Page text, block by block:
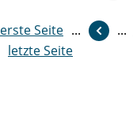
erste Seite ... ...
letzte Seite